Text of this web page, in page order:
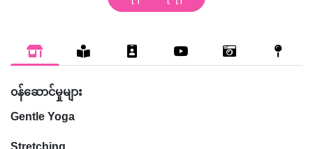
၀န်ဆောင်မှုများ
Gentle Yoga